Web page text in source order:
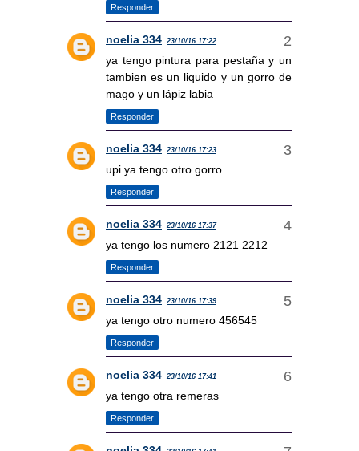
Responder
noelia 334 23/10/16 17:22
ya tengo pintura para pestaña y un
tambien es un liquido y un gorro de
mago y un lápiz labia
Responder
noelia 334 23/10/16 17:23
upi ya tengo otro gorro
Responder
noelia 334 23/10/16 17:37
ya tengo los numero 2121 2212
Responder
noelia 334 23/10/16 17:39
ya tengo otro numero 456545
Responder
noelia 334 23/10/16 17:41
ya tengo otra remeras
Responder